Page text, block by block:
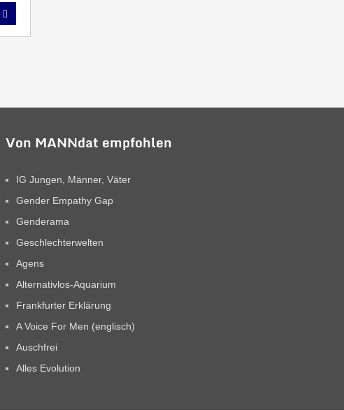
Von MANNdat empfohlen
IG Jungen, Männer, Väter
Gender Empathy Gap
Genderama
Geschlechterwelten
Agens
Alternativlos-Aquarium
Frankfurter Erklärung
A Voice For Men (englisch)
Auschfrei
Alles Evolution